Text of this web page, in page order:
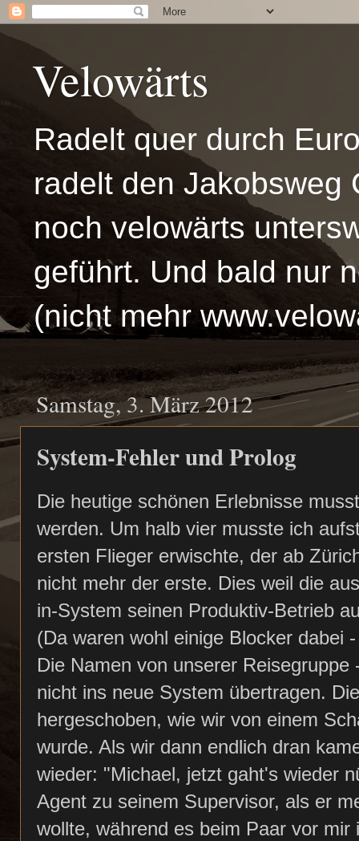
Velowärts
Radelt quer durch
radelt den Jakobsweg
noch velowärts
geführt. Und bald nur
(nicht mehr
Samstag, 3. März 2012
System-Fehler und Prolog
Die heutige schönen Erlebnisse
werden. Um halb vier musste ich
ersten Flieger erwischte, der ab
nicht mehr der erste. Dies weil die
in-System seinen Produktiv-Betrieb
(Da waren wohl einige Blocker dabei
Die Namen von unserer
nicht ins neue System übertragen.
hergeschoben, wie wir von einem
wurde. Als wir dann endlich dran
wieder: "Michael, jetzt gaht's wieder
Agent zu seinem Supervisor, als er
wollte, während es beim Paar vor